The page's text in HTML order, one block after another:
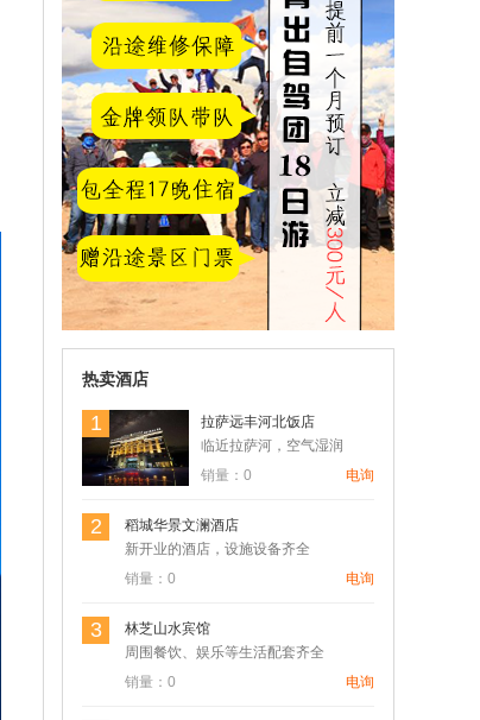
热卖酒店
1
拉萨远丰河北饭店
临近拉萨河，空气湿润
销量：0
电询
2
稻城华景文澜酒店
新开业的酒店，设施设备齐全
销量：0
电询
3
林芝山水宾馆
周围餐饮、娱乐等生活配套齐全
销量：0
电询